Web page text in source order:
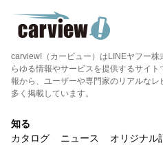
carview!（カービュー）はLINEヤフー
らゆる情報やサービスを提供するサイ
報から、ユーザーや専門家のリアルな
多く掲載しています。
知る
カタログ
ニュース オリジナル